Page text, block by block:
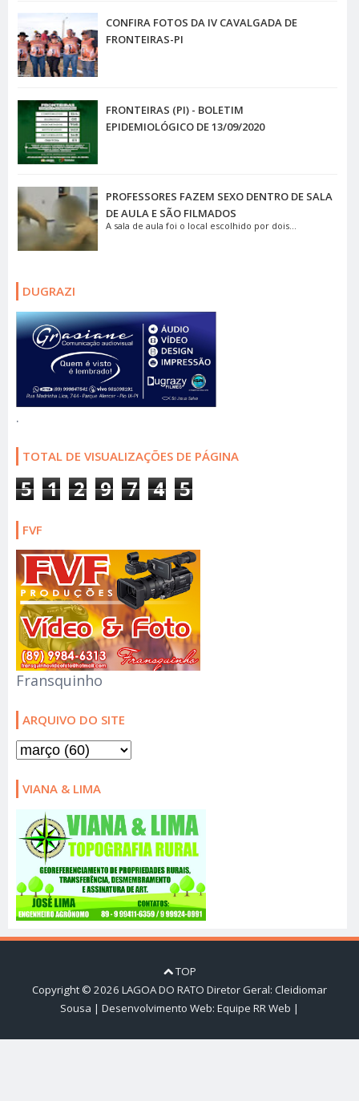
CONFIRA FOTOS DA IV CAVALGADA DE
FRONTEIRAS-PI
FRONTEIRAS (PI) - BOLETIM
EPIDEMIOLÓGICO DE 13/09/2020
PROFESSORES FAZEM SEXO DENTRO DE SALA
DE AULA E SÃO FILMADOS
A sala de aula foi o local escolhido por dois...
DUGRAZI
.
TOTAL DE VISUALIZAÇÕES DE PÁGINA
5 1 2 9 7 4 5
FVF
Fransquinho
ARQUIVO DO SITE
VIANA & LIMA
TOP
Copyright © 2026 LAGOA DO RATO Diretor Geral: Cleidiomar
Sousa | Desenvolvimento Web: Equipe RR Web |